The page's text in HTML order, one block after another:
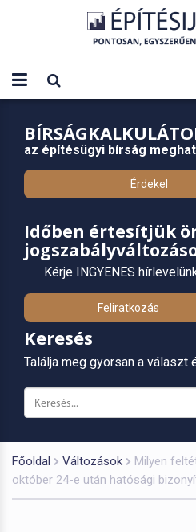
az építésügyi bírság
Érdekel
Időben értesítjük
Kérje INGYENES
Feliratkozás
Keresés
Találja meg gyorsan a
Főoldal Változások
Milyen
október 24-e után hatósági